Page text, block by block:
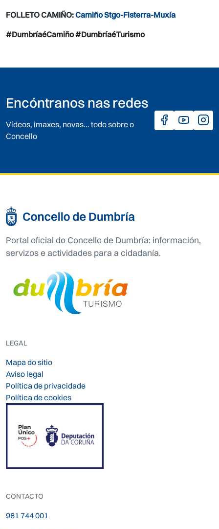
FOLLETO CAMIÑO:Camiño Stgo-Fisterra-Muxía
#DumbríaéCamiño #DumbríaéTurismo
Encóntranos nas redes
Vídeos, imaxes, novas... todo sobre o
Concello
Portal oficial do Concello de Dumbría: información,
servizos e actividades para a cidadanía.
LEGAL
Mapa do sitio
Aviso legal
Política de privacidade
Política de cookies
CONTACTO
981 744 001